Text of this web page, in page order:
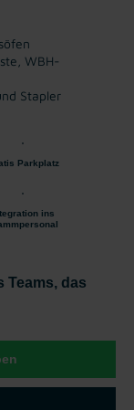
WBH-
Stapler
Parkplatz
ins
Teams, das